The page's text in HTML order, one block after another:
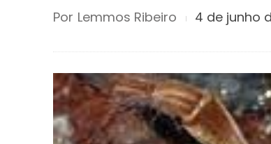
Por Lemmos Ribeiro 4 de junho